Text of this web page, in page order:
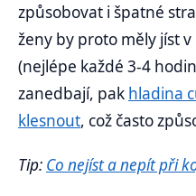
způsobovat i špatné
ženy by proto měly jíst
(nejlépe každé 3-4
zanedbají, pak hladina
klesnout, což často
Tip: Co nejíst a nepít při